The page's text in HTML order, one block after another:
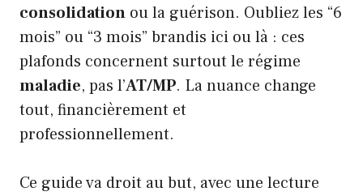
consolidation ou la guérison. Oubliez les “6
mois” ou “3 mois” brandis ici ou là : ces
plafonds concernent surtout le régime
maladie, pas l’AT/MP. La nuance change
tout, financièrement et
professionnellement.
Ce guide va droit au but, avec une lecture